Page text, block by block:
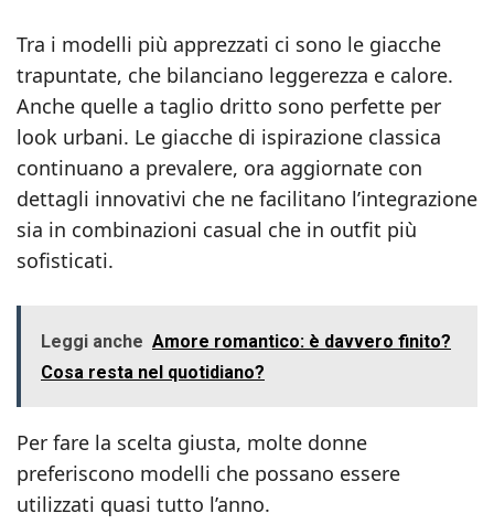
Tra i modelli più apprezzati ci sono le giacche
trapuntate, che bilanciano leggerezza e calore.
Anche quelle a taglio dritto sono perfette per
look urbani. Le giacche di ispirazione classica
continuano a prevalere, ora aggiornate con
dettagli innovativi che ne facilitano l’integrazione
sia in combinazioni casual che in outfit più
sofisticati.
Leggi anche Amore romantico: è davvero finito?
Cosa resta nel quotidiano?
Per fare la scelta giusta, molte donne
preferiscono modelli che possano essere
utilizzati quasi tutto l’anno.